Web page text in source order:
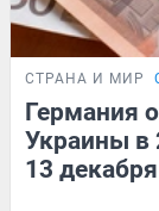
СТРАНА И МИР
Германия
Украины в
13 декабря